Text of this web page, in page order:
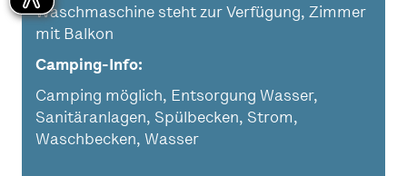
Waschmaschine steht zur Verfügung, Zimmer
mit Balkon
Camping-Info
Camping möglich, Entsorgung Wasser,
Sanitäranlagen, Spülbecken, Strom,
Waschbecken, Wasser